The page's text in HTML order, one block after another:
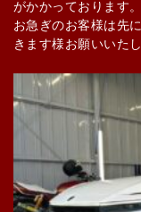
がかかっております。
お急ぎのお客様は先
きます様お願いいたし